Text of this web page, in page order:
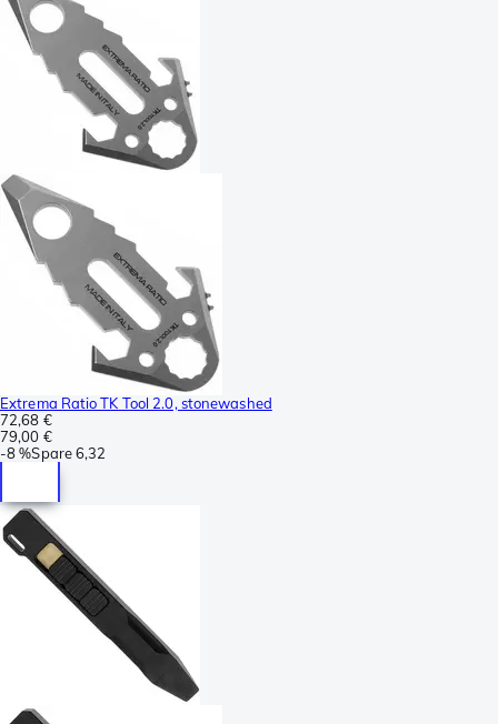
Extrema Ratio TK Tool 2.0, stonewashed
72,68 €
79,00 €
-8 %Spare6,32